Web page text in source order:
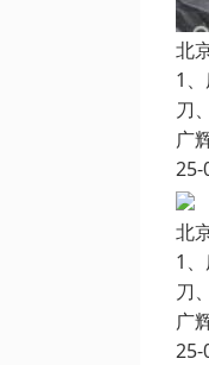
北
1
刀
广
25-
北
1
刀
广
25-